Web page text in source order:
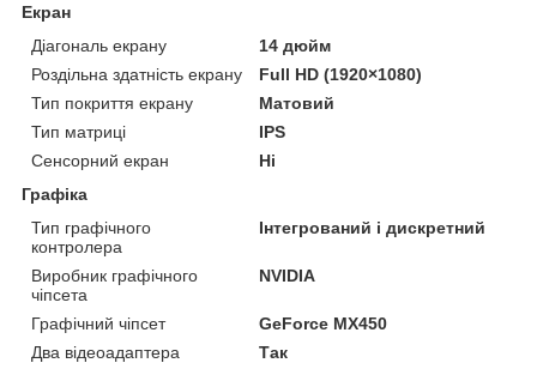
Екран
Діагональ екрану
14 дюйм
Роздільна здатність екрану
Full HD (1920×1080)
Тип покриття екрану
Матовий
Тип матриці
IPS
Сенсорний екран
Ні
Графіка
Тип графічного
контролера
Інтегрований і дискретний
Виробник графічного
чіпсета
NVIDIA
Графічний чіпсет
GeForce MX450
Два відеоадаптера
Так